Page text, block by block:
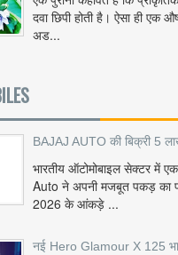
दवा छिपी होती है। ऐसा ही एक
अड...
BAJAJ AUTO की बिक्री 5
भारतीय ऑटोमोबाइल सेक्टर में
Auto ने अपनी मजबूत पकड़ का
2026 के आंकड़े ...
नई Hero Glamour X 125